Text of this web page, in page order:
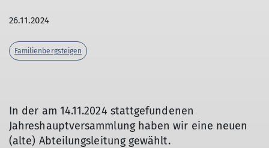
26.11.2024
Familienbergsteigen
In der am 14.11.2024 stattgefundenen
Jahreshauptversammlung haben wir eine neuen
(alte) Abteilungsleitung gewählt.